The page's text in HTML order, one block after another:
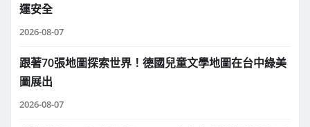
運安全
2026-08-07
跟著70張地圖探索世界！德國兒童文學地圖在台中綠美
圖展出
2026-08-07